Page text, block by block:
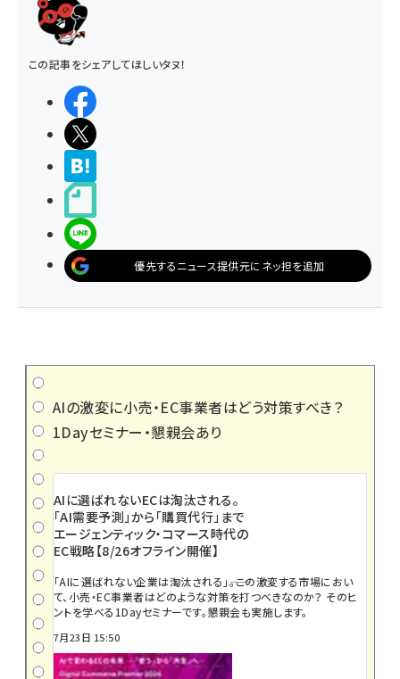
この記事をシェアしてほしいタヌ！
優先するニュース提供元にネッ担を追加
AIの激変に小売・EC事業者はどう対策すべき？
1Dayセミナー・懇親会あり
AIに選ばれないECは淘汰される。
「AI需要予測」から「購買代行」まで
エージェンティック・コマース時代の
EC戦略【8/26オフライン開催】
「AIに選ばれない企業は淘汰される」――。この激変する市場におい
て、小売・EC事業者はどのような対策を打つべきなのか？ そのヒ
ントを学べる1Dayセミナーです。懇親会も実施します。
7月23日 15:50